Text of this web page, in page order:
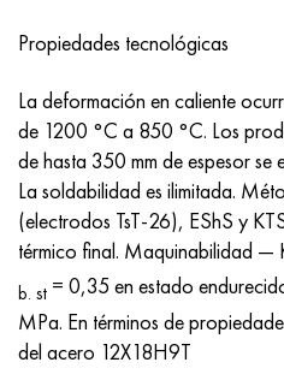
Propiedades tecnológicas
La deformación en caliente
de 1200 °C a 850 °C. Los
de hasta 350 mm de espesor se
La soldabilidad es ilimitada.
(electrodos TsT-26), EShS y
térmico final. Maquinabilidad —
b. st = 0,35 en estado
MPa. En términos de
del acero 12X18H9T